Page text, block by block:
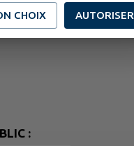
:
CHOIX AUTORISER